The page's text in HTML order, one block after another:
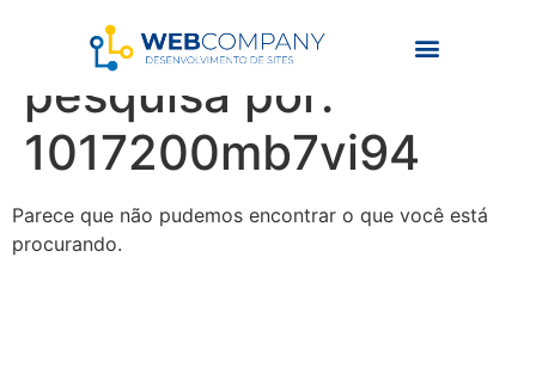
Resultados da
pesquisa por:
1017200mb7vi94
Parece que não pudemos encontrar o que você está
procurando.